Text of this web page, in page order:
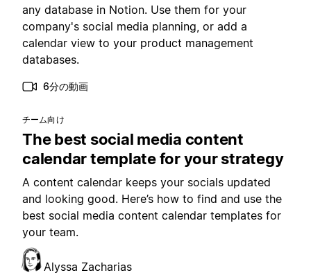
any database in Notion. Use them for your
company's social media planning, or add a
calendar view to your product management
databases.
6分の動画
チーム向け
The best social media content
calendar template for your strategy
A content calendar keeps your socials updated
and looking good. Here’s how to find and use the
best social media content calendar templates for
your team.
Alyssa Zacharias